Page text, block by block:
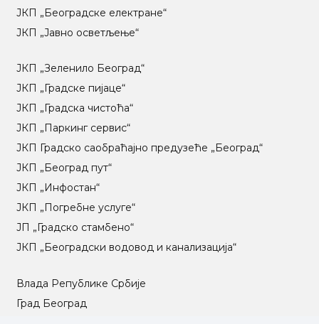
ЈКП „Београдске електране“
ЈКП „Јавно осветљење“
ЈКП „Зеленило Београд“
ЈКП „Градске пијаце“
ЈКП „Градска чистоћа“
ЈКП „Паркинг сервис“
ЈКП Градско саобраћајно предузеће „Београд“
ЈКП „Београд пут“
ЈКП „Инфостан“
ЈКП „Погребне услуге“
ЈП „Градско стамбено“
ЈКП „Београдски водовод и канализација“
Влада Републике Србије
Град Београд